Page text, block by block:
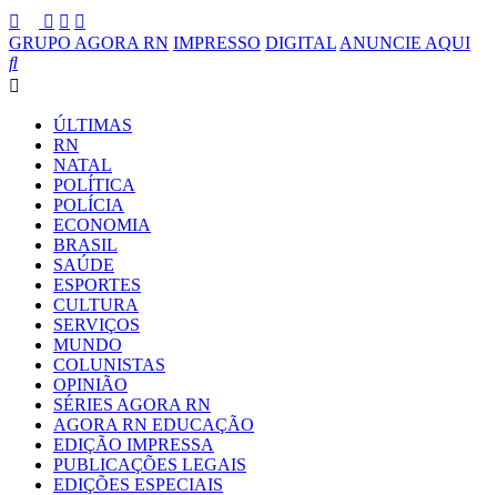
GRUPO AGORA RN IMPRESSO DIGITAL ANUNCIE AQUI
ÚLTIMAS
RN
NATAL
POLÍTICA
POLÍCIA
ECONOMIA
BRASIL
SAÚDE
ESPORTES
CULTURA
SERVIÇOS
MUNDO
COLUNISTAS
OPINIÃO
SÉRIES AGORA RN
AGORA RN EDUCAÇÃO
EDIÇÃO IMPRESSA
PUBLICAÇÕES LEGAIS
EDIÇÕES ESPECIAIS